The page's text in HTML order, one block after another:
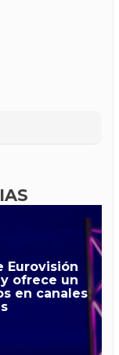
Eurovisión
ofrece un
en canales